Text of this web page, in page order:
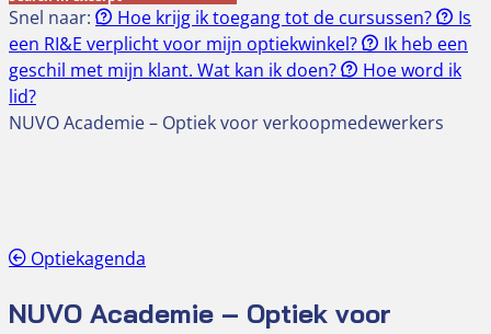
Snel naar: Hoe krijg ik toegang tot de cursussen?
Is
een RI&E verplicht voor mijn optiekwinkel?
Ik heb een
geschil met mijn klant. Wat kan ik doen?
Hoe word ik
lid?
NUVO Academie – Optiek voor verkoopmedewerkers
Optiekagenda
NUVO Academie – Optiek voor